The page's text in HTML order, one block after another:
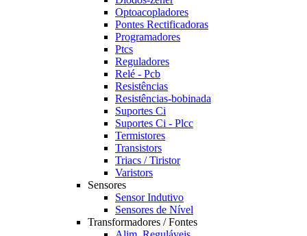
Optoacopladores
Pontes Rectificadoras
Programadores
Ptcs
Reguladores
Relé - Pcb
Resistências
Resistências-bobinada
Suportes Ci
Suportes Ci - Plcc
Termistores
Transistors
Triacs / Tiristor
Varistors
Sensores
Sensor Indutivo
Sensores de Nível
Transformadores / Fontes